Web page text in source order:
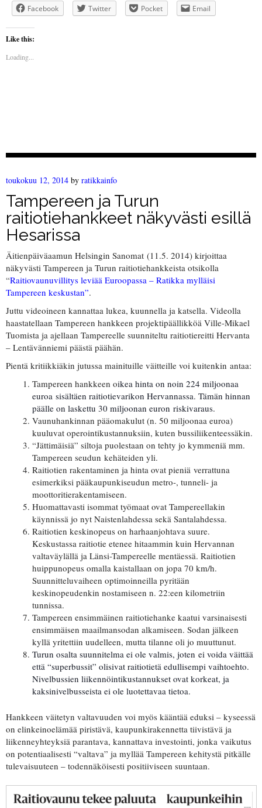
Facebook
Twitter Pocket Email
Like this:
Loading...
toukokuu 12, 2014 by ratikkainfo
Tampereen ja Turun
raitiotiehankkeet näkyvästi esillä
Hesarissa
Äitienpäiväaamun Helsingin Sanomat (11.5. 2014) kirjoittaa
näkyvästi Tampereen ja Turun raitiotiehankkeista otsikolla
“Raitiovaunuvillitys leviää Euroopassa – Ratikka mylläisi
Tampereen keskustan”.
Juttu videoineen kannattaa lukea, kuunnella ja katsella. Videolla
haastatellaan Tampereen hankkeen projektipäällikköä Ville-Mikael
Tuomista ja ajellaan Tampereelle suunniteltu raitiotiereitti Hervanta
– Lentävänniemi päästä päähän.
Pientä kritiikkiäkin jutussa mainituille väitteille voi kuitenkin antaa:
Tampereen hankkeen oikea hinta on noin 224 miljoonaa
euroa sisältäen raitiotievarikon Hervannassa. Tämän hinnan
päälle on laskettu 30 miljoonan euron riskivaraus.
Vaunuhankinnan pääomakulut (n. 50 miljoonaa euroa)
kuuluvat operointikustannuksiin, kuten bussiliikenteessäkin.
“Jättimäisiä” siltoja puolestaan on tehty jo kymmeniä mm.
Tampereen seudun kehäteiden yli.
Raitiotien rakentaminen ja hinta ovat pieniä verrattuna
esimerkiksi pääkaupunkiseudun metro-, tunneli- ja
moottoritierakentamiseen.
Huomattavasti isommat työmaat ovat Tampereellakin
käynnissä jo nyt Naistenlahdessa sekä Santalahdessa.
Raitiotien keskinopeus on harhaanjohtava suure.
Keskustassa raitiotie etenee hitaammin kuin Hervannan
valtaväylällä ja Länsi-Tampereelle mentäessä. Raitiotien
huippunopeus omalla kaistallaan on jopa 70 km/h.
Suunnitteluvaiheen optimoinneilla pyritään
keskinopeudenkin nostamiseen n. 22:een kilometriin
tunnissa.
Tampereen ensimmäinen raitiotiehanke kaatui varsinaisesti
ensimmäisen maailmansodan alkamiseen. Sodan jälkeen
kyllä yritettiin uudelleen, mutta tilanne oli jo muuttunut.
Turun osalta suunnitelma ei ole valmis, joten ei voida väittää
että “superbussit” olisivat raitiotietä edullisempi vaihtoehto.
Nivelbussien liikennöintikustannukset ovat korkeat, ja
kaksinivelbusseista ei ole luotettavaa tietoa.
Hankkeen väitetyn valtavuuden voi myös kääntää eduksi – kyseessä
on elinkeinoelämää piristävä, kaupunkirakennetta tiivistävä ja
liikenneyhteyksiä parantava, kannattava investointi, jonka vaikutus
on potentiaalisesti “valtava” ja myllää Tampereen kehitystä pitkälle
tulevaisuuteen – todennäköisesti positiiviseen suuntaan.